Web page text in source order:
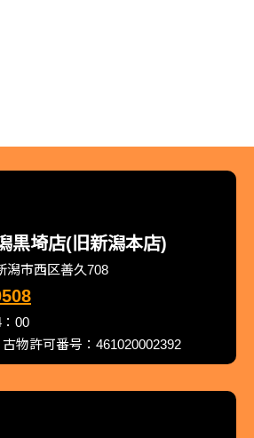
黒埼店(旧新潟本店)
潟市西区善久708
00
物許可番号：461020002392